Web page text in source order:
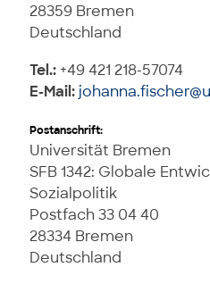
28359 Bremen
Deutschland
Tel.: +49 421 218-57074
E-Mail:
Postanschrift:
Universität Bremen
SFB 1342: Globale
Sozialpolitik
Postfach 33 04 40
28334 Bremen
Deutschland